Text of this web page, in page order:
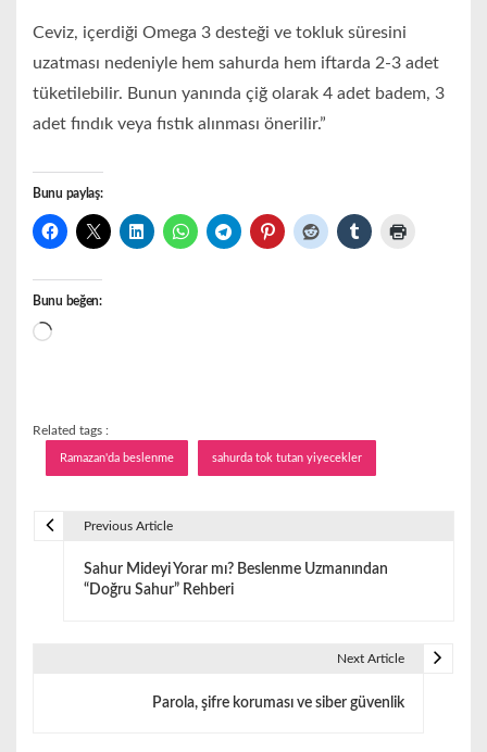
Ceviz, içerdiği Omega 3 desteği ve tokluk süresini
uzatması nedeniyle hem sahurda hem iftarda 2-3 adet
tüketilebilir. Bunun yanında çiğ olarak 4 adet badem, 3
adet fındık veya fıstık alınması önerilir.”
Bunu paylaş:
Bunu beğen:
Yükleniyor...
Related tags :
Ramazan'da beslenme sahurda tok tutan yiyecekler
Previous Article
Sahur Mideyi Yorar mı? Beslenme Uzmanından
“Doğru Sahur” Rehberi
Next Article
Parola, şifre koruması ve siber güvenlik